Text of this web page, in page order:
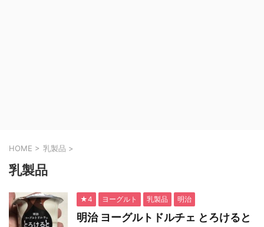
HOME > 乳製品 >
乳製品
★4 ヨーグルト 乳製品 明治
明治 ヨーグルトドルチェ とろけると